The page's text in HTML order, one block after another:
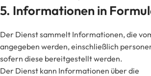
5. Informationen in
Der Dienst sammelt Informationen, die
angegeben werden, einschließlich
sofern diese bereitgestellt werden.
Der Dienst kann Informationen über die